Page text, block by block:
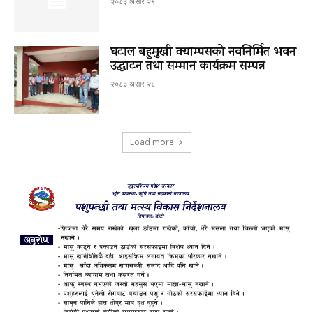
घटाल बहुमुखी क्याम्पसको नवनिर्मित भवन
उद्घाटन तथा सम्मान कार्यक्रम सम्पन्न
२०८३ असार २६
Load more